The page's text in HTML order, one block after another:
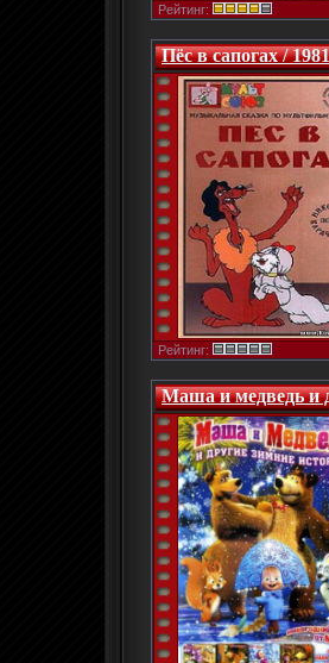
Рейтинг:
Пёс в сапогах /
Рейтинг:
Маша и медведь и